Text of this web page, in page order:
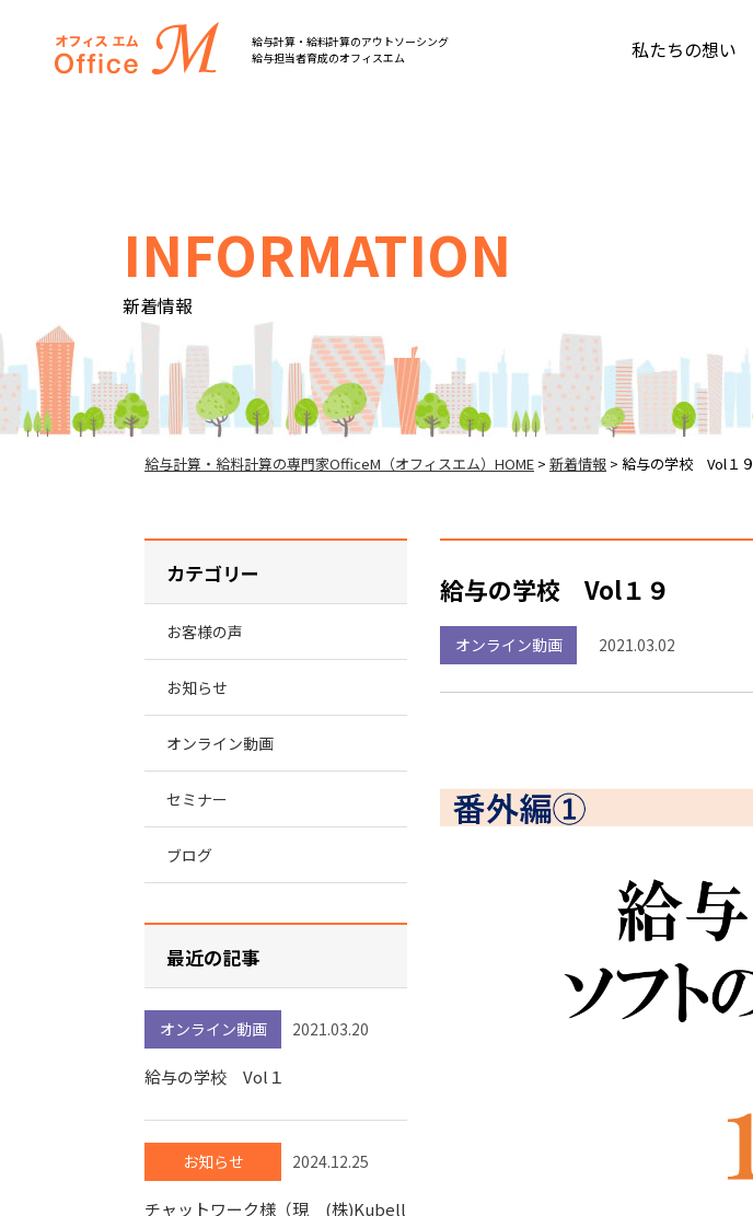
オフィスM
給与計算・給料計算のアウトソーシング
給与担当者育成のオフィスエム
私たちの想い
INFORMATION
新着情報
給与計算・給料計算の専門家OfficeM（オフィスエム）HOME > 新着情報 > 給与の学校 Vol１９
給与の学校 Vol１９
オンライン動画 2021.03.02
カテゴリー
お客様の声
お知らせ
オンライン動画
セミナー
ブログ
最近の記事
オンライン動画 2021.03.20
給与の学校 Vol１
お知らせ 2024.12.25
チャットワーク様（現 (株)Kubell